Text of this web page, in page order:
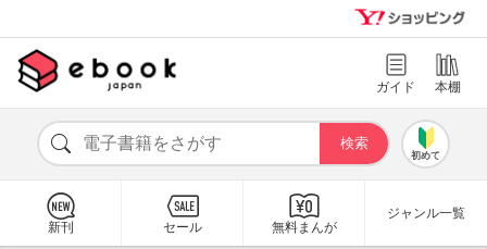
ガイド 本棚
初めて
新刊 セール 無料まんが
ジャンル一覧